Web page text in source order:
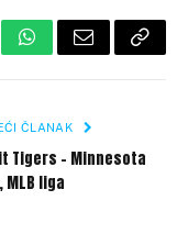
WhatsApp
Email Copy
ČLANAK
Tigers – Minnesota
MLB liga